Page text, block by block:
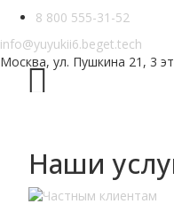
8 800 555-31-52
info@yuyukii6.beget.tech
Москва, ул. Пушкина 21, 3
Наши